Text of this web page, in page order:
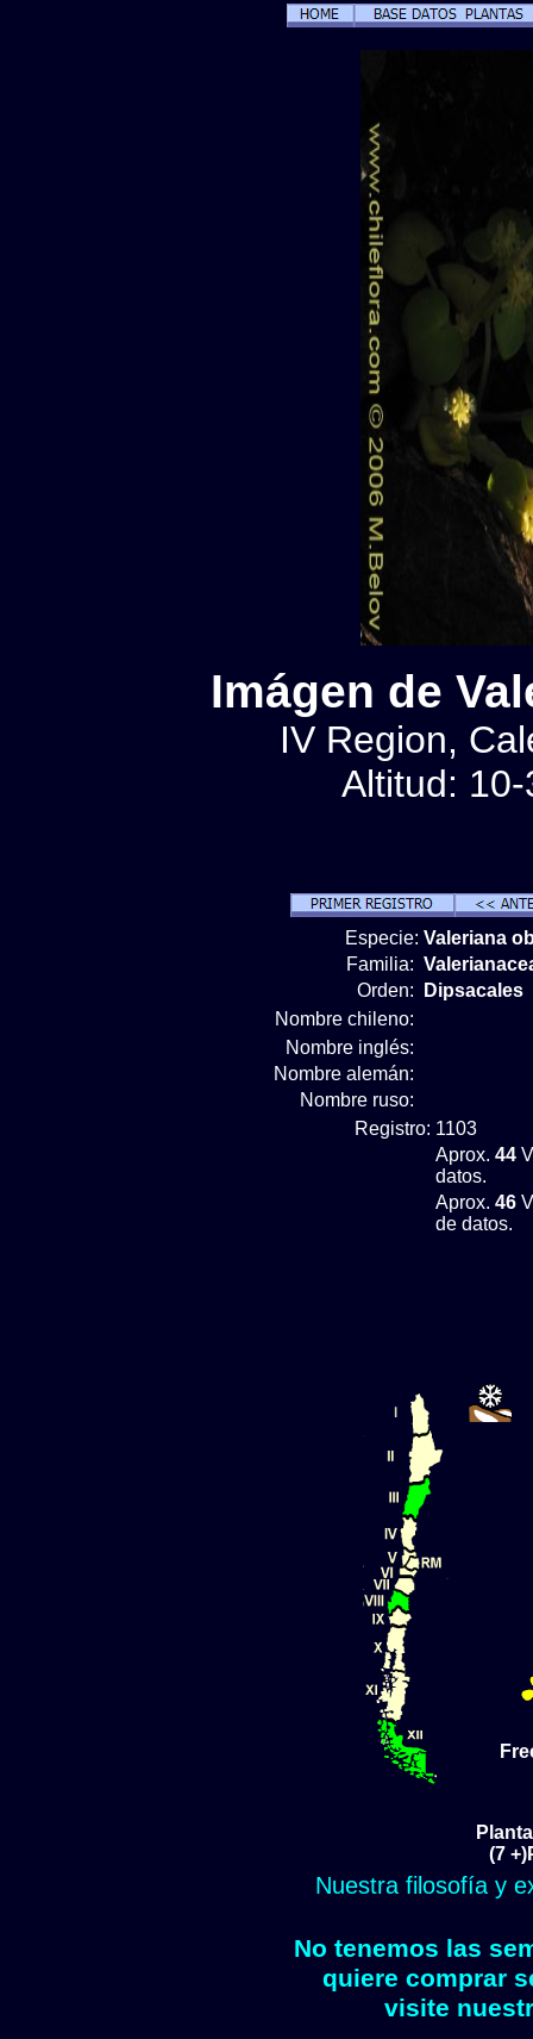
Imágen de
IV Region,
Altitud:
Especie: Valeriana
Familia:
Orden:
Dipsacales
Nombre chileno:
Nombre inglés:
Nombre alemán:
Nombre ruso:
Registro: 1103
Aprox. 44
datos.
Aprox. 46
de datos.
(7
Nuestra filosofía y
No tenemos las
quiere comprar
visite